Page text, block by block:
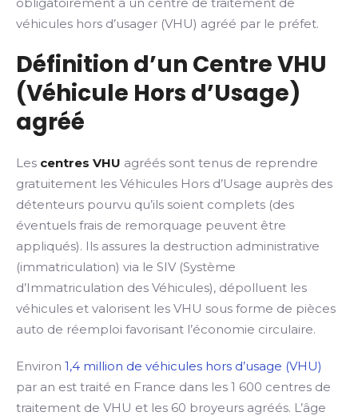
véhicules hors d’usager (VHU) agréé par le préfet.
Définition d’un Centre VHU
(Véhicule Hors d’Usage)
agréé
Les centres VHU agréés sont tenus de reprendre
gratuitement les Véhicules Hors d’Usage auprès des
détenteurs pourvu qu’ils soient complets (des
éventuels frais de remorquage peuvent être
appliqués). Ils assures la destruction administrative
(immatriculation) via le SIV (Système
d’Immatriculation des Véhicules), dépolluent les
véhicules et valorisent les VHU sous forme de pièces
auto de réemploi favorisant l’économie circulaire.
Environ 1,4 million de véhicules hors d’usage (VHU)
par an est traité en France dans les 1 600 centres de
traitement de VHU et les 60 broyeurs agréés. L’âge